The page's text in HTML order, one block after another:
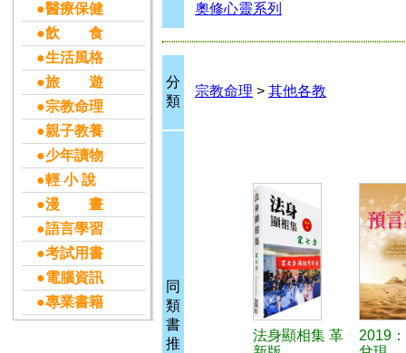
●醫療保健
●飲 食
●生活風格
●旅 遊
●宗教命理
●親子教養
●少年讀物
●輕 小 說
●漫 畫
●語言學習
●考試用書
●電腦資訊
●專業書籍
奧修心靈系列
分
類
宗教命理 > 其他各教
同
類
書
推
法身顯相集 革
2019